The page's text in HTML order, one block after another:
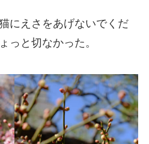
にえさをあげないでくだ
っと切なかった。